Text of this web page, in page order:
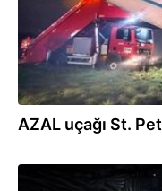
AZAL uçağı St.
09.10.2025